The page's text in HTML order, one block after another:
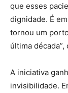
que esses
dignidade. É
tornou um
última
A iniciativa
invisibilidade.